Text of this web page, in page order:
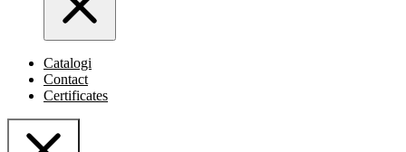
Catalogi
Contact
Certificates